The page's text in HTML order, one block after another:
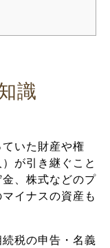
識
いた財産や権
が引き継ぐこと
、株式などのプ
イナスの資産も
税の申告・名義